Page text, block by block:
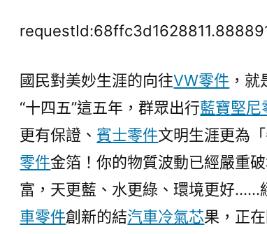
國
｜
“十
四
奧
零
國民對美妙生涯的向往VW零件 ，就
“十四五”這五年，群眾出行藍寶堅尼
更有保證、 賓士零件文明生涯更為
零件金箔！你的物質波動已經嚴重
富，天更藍、水更綠、環境更好……
車零件創新的結汽車冷氣芯果，正